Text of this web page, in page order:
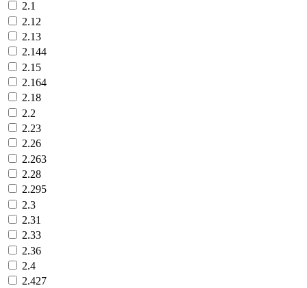
2.1
2.12
2.13
2.144
2.15
2.164
2.18
2.2
2.23
2.26
2.263
2.28
2.295
2.3
2.31
2.33
2.36
2.4
2.427